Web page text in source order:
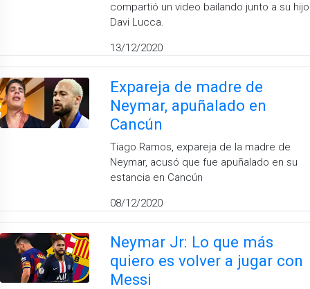
compartió un video bailando junto a su hijo
Davi Lucca.
13/12/2020
Expareja de madre de
Neymar, apuñalado en
Cancún
Tiago Ramos, expareja de la madre de
Neymar, acusó que fue apuñalado en su
estancia en Cancún
08/12/2020
Neymar Jr: Lo que más
quiero es volver a jugar con
Messi